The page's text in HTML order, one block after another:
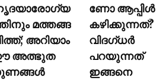
മത്തങ്ങ
അറിയാം
അത്ഭുത
ണോ ആപ്പിള്‍
കഴിക്കുന്നത്?
വിദഗ്ധര്‍
പറയുന്നത്
ഇങ്ങനെ